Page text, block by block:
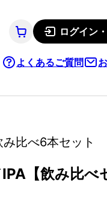
ログイン
よくあるご質問
比べ6本セット
【飲み比べ